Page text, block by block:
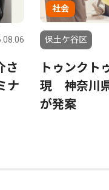
さ
ナ
社会
保土ケ谷区
トゥンク
現 神奈川
が発案